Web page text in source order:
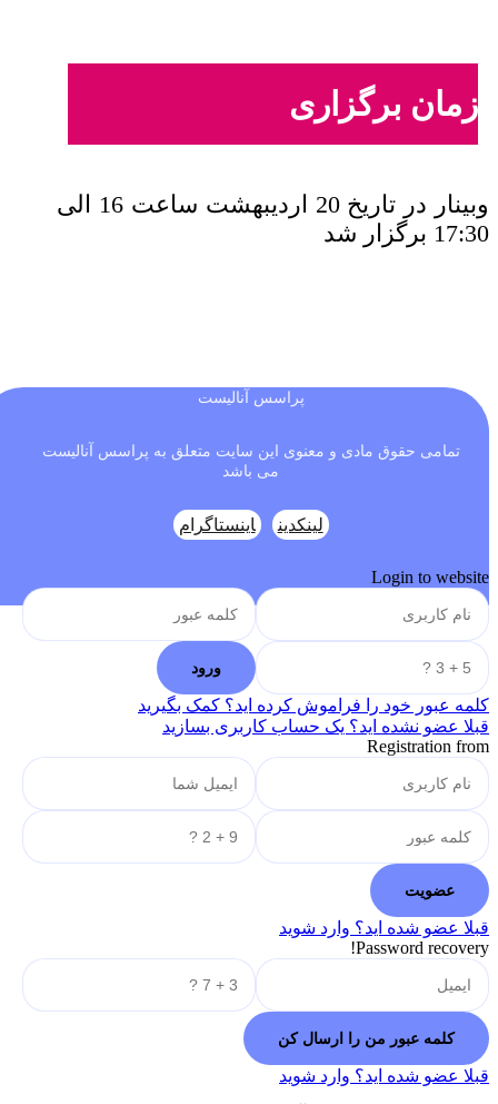
زمان برگزاری
وبینار در تاریخ
20 اردیبهشت ساعت 16 الی
17:30 برگزار شد
پراسس آنالیست
تمامی حقوق مادی و معنوی این سایت متعلق به پراسس آنالیست
می باشد
لینکدین اینستاگرام
Login to website
کلمه عبور خود را فراموش کرده اید؟ کمک بگیرید
قبلا عضو نشده اید؟ یک حساب کاربری بسازید
Registration from
قبلا عضو شده اید؟ وارد شوید
Password recovery!
قبلا عضو شده اید؟ وارد شوید